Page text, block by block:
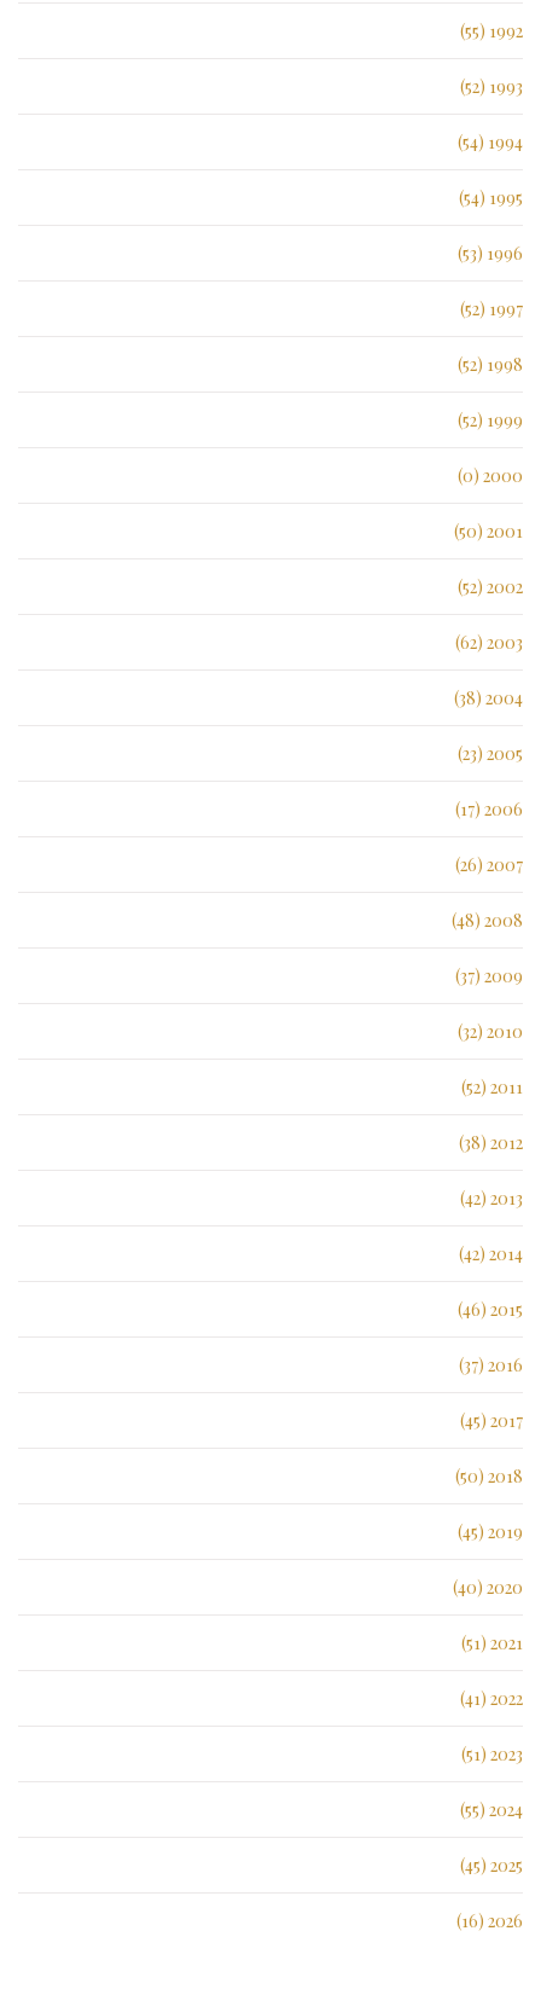
1992 (55)
1993 (52)
1994 (54)
1995 (54)
1996 (53)
1997 (52)
1998 (52)
1999 (52)
2000 (0)
2001 (50)
2002 (52)
2003 (62)
2004 (38)
2005 (23)
2006 (17)
2007 (26)
2008 (48)
2009 (37)
2010 (32)
2011 (52)
2012 (38)
2013 (42)
2014 (42)
2015 (46)
2016 (37)
2017 (45)
2018 (50)
2019 (45)
2020 (40)
2021 (51)
2022 (41)
2023 (51)
2024 (55)
2025 (45)
2026 (16)